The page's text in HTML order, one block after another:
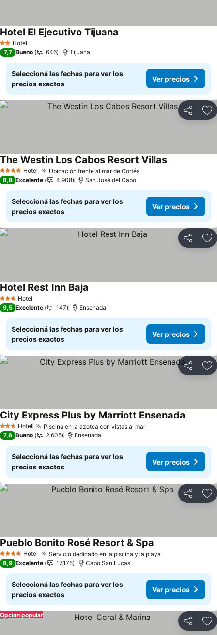
2 Estrellas
Hotel
Hotel El Ejecutivo Tijuana
7,7 Bueno 646 Tijuana
Seleccioná las fechas para ver los
precios exactos
Ver precios
Compartir
4 EstrellasHotel Ubicación frente al mar de Cortés
The Westin Los Cabos Resort Villas
8,8 Excelente 4.908 San José del Cabo
Seleccioná las fechas para ver los
precios exactos
Ver precios
Compartir
3 Estrellas
Hotel
Hotel Rest Inn Baja
9,5 Excelente 147 Ensenada
Seleccioná las fechas para ver los
precios exactos
Ver precios
Compartir
3 Estrellas
Hotel Piscina en la azotea con vistas al mar
City Express Plus by Marriott Ensenada
7,8 Bueno 2.605 Ensenada
Seleccioná las fechas para ver los
precios exactos
Ver precios
Compartir
4 EstrellasHotel Servicio dedicado en la piscina y la playa
Pueblo Bonito Rosé Resort & Spa
8,9 Excelente 17.175 Cabo San Lucas
Seleccioná las fechas para ver los
precios exactos
Ver precios
Compartir
Opción popular